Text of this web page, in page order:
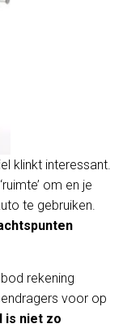
klinkt interessant.
om en je
te gebruiken.
rekening
voor op
is niet zo